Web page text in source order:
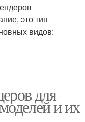
это тип
видов:
для
и их